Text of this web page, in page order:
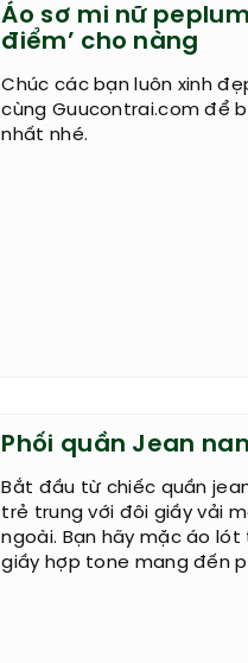
Áo sơ mi nữ
điểm’ cho nàng
Chúc các bạn luôn xinh
cùng Guucontrai.com để
nhất nhé.
Phối quần Jean
Bắt đầu từ chiếc quần
trẻ trung với đôi giầy vải
ngoài. Bạn hãy mặc áo
giầy hợp tone mang đến